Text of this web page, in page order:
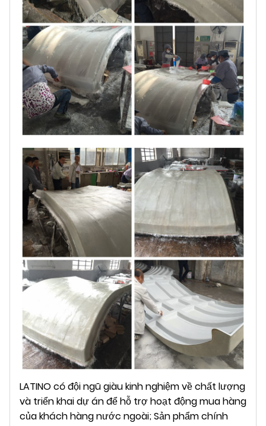
LATINO có đội ngũ giàu kinh nghiệm về chất lượng
và triển khai dự án để hỗ trợ hoạt động mua hàng
của khách hàng nước ngoài; Sản phẩm chính